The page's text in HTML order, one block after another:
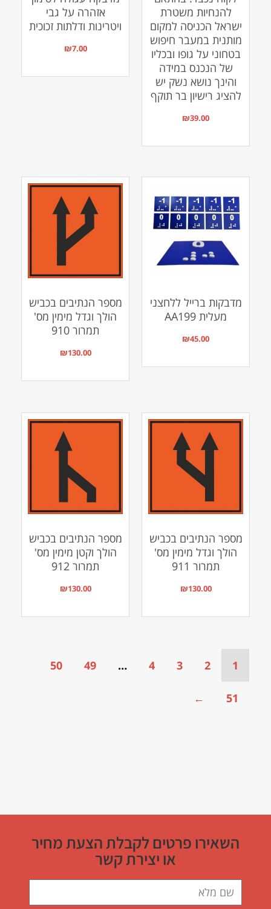
להנחיות משטרת
ישראל הכניסה למקום
מותנית במעבר חיפוש
בטחוני על גופו ובכליו
של הנכנס במידה
והינך נושא נשק יש
להציג רישיון בר תוקף
₪39.00
אזהרה על גבי
ויטרינות ודלתות זכוכית
₪7.00
מדבקות ברייל ללחצני
מעלית AA199
₪45.00
מספר הנתיבים בכביש
הולך וגדל מימין מס'
תמרור 910
₪130.00
מספר הנתיבים בכביש
הולך וגדל מימין מס'
תמרור 911
₪130.00
מספר הנתיבים בכביש
הולך וקטן מימין מס'
תמרור 912
₪130.00
1
2
3
4
…
49
50
51
←
השאירו פרטים לקבלת הצעת מחיר
או יצירת קשר